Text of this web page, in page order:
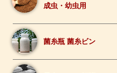
成虫・幼虫用
菌糸瓶 菌糸ビン